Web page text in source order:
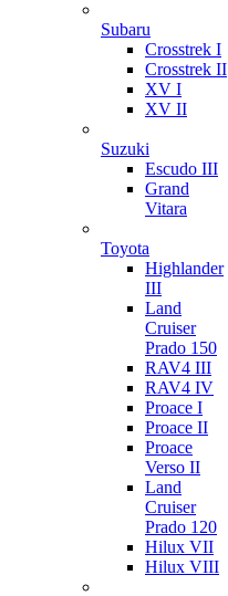
Subaru
Crosstrek I
Crosstrek II
XV I
XV II
Suzuki
Escudo III
Grand
Vitara
Toyota
Highlander
III
Land
Cruiser
Prado 150
RAV4 III
RAV4 IV
Proace I
Proace II
Proace
Verso II
Land
Cruiser
Prado 120
Hilux VII
Hilux VIII